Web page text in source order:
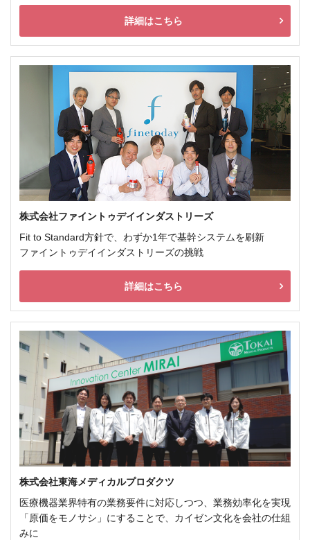
詳細はこちら
株式会社ファイントゥデイインダストリーズ
Fit to Standard方針で、わずか1年で基幹システムを刷新
ファイントゥデイインダストリーズの挑戦
詳細はこちら
株式会社東海メディカルプロダクツ
医療機器業界特有の業務要件に対応しつつ、業務効率化を実現
「原価をモノサシ」にすることで、カイゼン文化を会社の仕組
みに